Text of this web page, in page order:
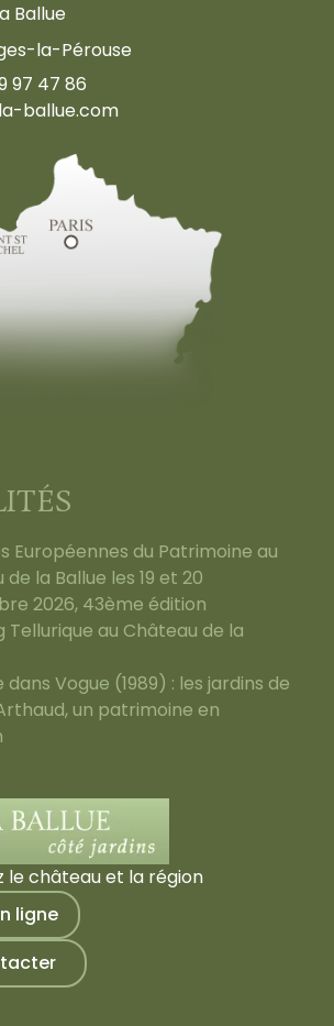
Ballue
la-Pérouse
97 47 86
ballue.com
Européennes du Patrimoine au
la Ballue les 19 et 20
2026, 43ème édition
Tellurique au Château de la
dans Vogue (1989) : les jardins de
un patrimoine en
le château et la région
ligne